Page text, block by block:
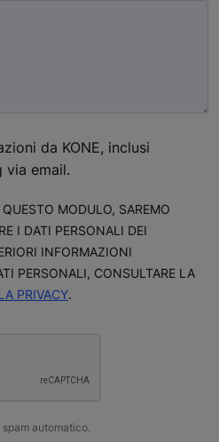
da KONE, inclusi
via email.
MODULO, SAREMO
I DATI PERSONALI DEI
INFORMAZIONI
PERSONALI, CONSULTARE LA
PRIVACY.
automatico.